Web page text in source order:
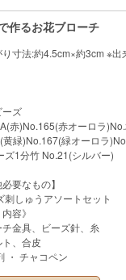
作るお花ブローチ
寸法:約4.5cm×約3cm ※出
ーズ
赤)No.165(赤オーロラ
緑)No.167(緑オーロラ
ズ1分竹 No.21(シルバー)
必要なもの】
刺しゅうアソートセット
容》
金具、ビーズ針、糸
、合皮
・ チャコペン